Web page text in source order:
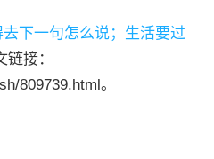
下一句怎么说；生活要过
链接：
809739.html。